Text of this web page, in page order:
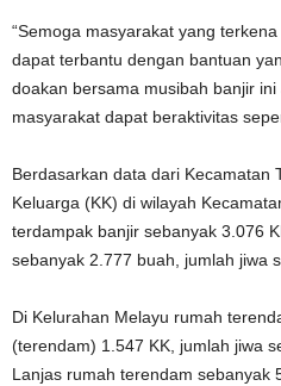
“Semoga masyarakat yang
dapat terbantu dengan bantuan
doakan bersama musibah banjir
masyarakat dapat beraktivitas
Berdasarkan data dari Kecamatan
Keluarga (KK) di wilayah
terdampak banjir sebanyak 3.076
sebanyak 2.777 buah, jumlah jiwa
Di Kelurahan Melayu rumah
(terendam) 1.547 KK, jumlah jiwa
Lanjas rumah terendam sebanyak